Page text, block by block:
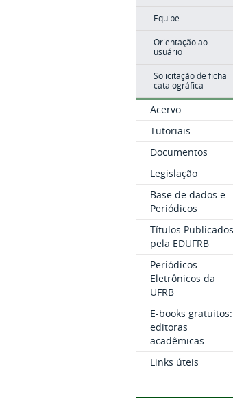
Equipe
Orientação ao
usuário
Solicitação de ficha
catalográfica
Acervo
Tutoriais
Documentos
Legislação
Base de dados e
Periódicos
Títulos Publicados
pela EDUFRB
Periódicos
Eletrônicos da
UFRB
E-books gratuitos:
editoras
acadêmicas
Links úteis